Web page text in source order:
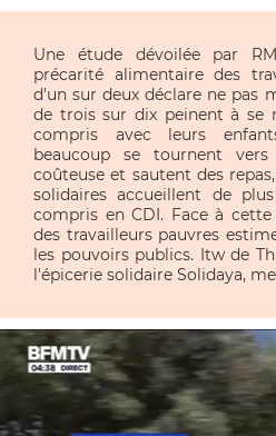
Une étude dévoilée par
précarité alimentaire des
d'un sur deux déclare ne pas
de trois sur dix peinent à se
compris avec leurs
beaucoup se tournent
coûteuse et sautent des
solidaires accueillent de
compris en CDI. Face à
des travailleurs pauvres
les pouvoirs publics. Itw de
l'épicerie solidaire Solidaya,